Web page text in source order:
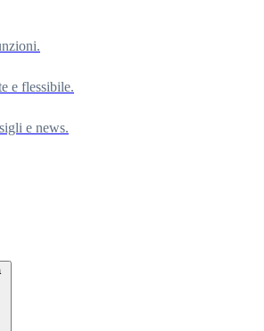
e flessibile.
e news.